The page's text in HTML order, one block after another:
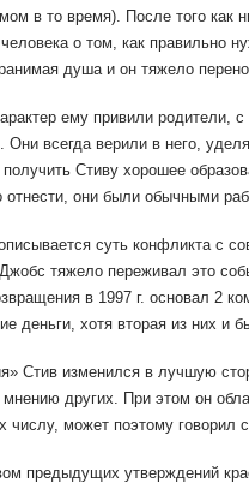
в то время). После того как
о том, как правильно
душа и он тяжело
ему привили родители,
Они всегда верили в него,
Стиву хорошее
отнести, они были обычными
суть конфликта с
тяжело переживал это
в 1997 г. основал 2
деньги, хотя вторая из них и
Стив изменился в лучшую
мнению других. При этом он
числу, может поэтому говорил
предыдущих утверждений